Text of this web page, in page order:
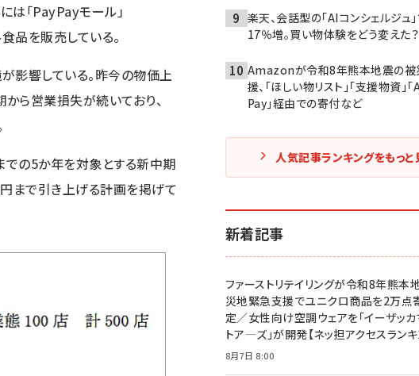
は「PayPayモール」
品を販売している。
影響している。昨今の物価上
ら営業損失が続いており、
の5か年を対象とする新中期
まで引き上げる計画を掲げて
楽天、会話型の「AIコンシェルジュ
17％増。買い物体験をどう変えた？
Amazonが令和8年熊本地震の被
援、「ほしい物リスト」「支援物資」
Pay」経由での寄付など
人気記事ランキングをもっと
新着記事
ファーストリテイリングが令和8年熊本
災地緊急支援でユニクロ商品を2万点
定／女性向け空調ウェアを「イーザッ
トア―ズ」が開発【ネッ担アクセスランキ
8月7日 8:00